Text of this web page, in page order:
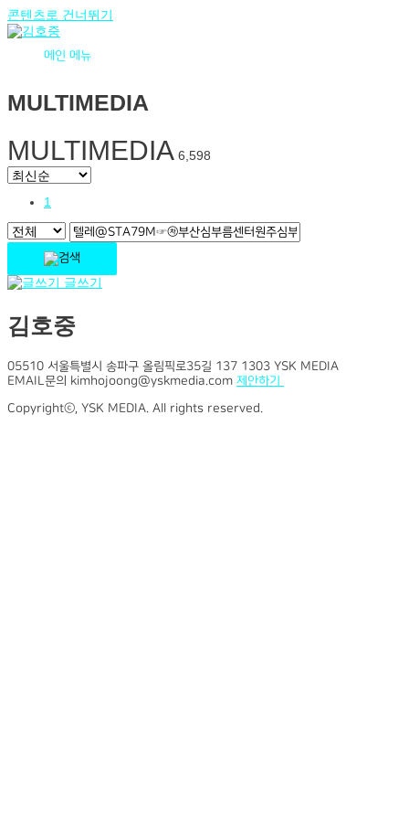
콘텐츠로 건너뛰기
메인 메뉴
MULTIMEDIA
MULTIMEDIA 6,598
1
글쓰기
김호중
05510 서울특별시 송파구 올림픽로35길 137 1303 YSK MEDIA
EMAIL문의 kimhojoong@yskmedia.com 제안하기
Copyrightⓒ, YSK MEDIA. All rights reserved.